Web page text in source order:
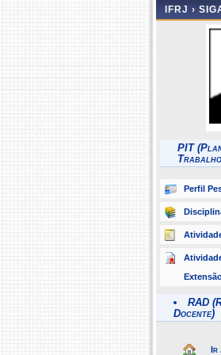
IFRJ ›
PIT
Perfil
RAD
Docente)
Ir